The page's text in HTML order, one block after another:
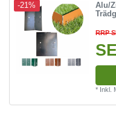
-21%
Alu/
RRP
* Inkl.